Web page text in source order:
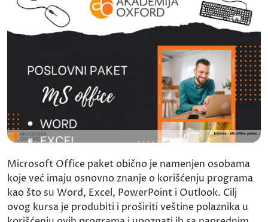
Microsoft Office paket obično je namenjen osobama
koje već imaju osnovno znanje o korišćenju programa
kao što su Word, Excel, PowerPoint i Outlook. Cilj
ovog kursa je produbiti i proširiti veštine polaznika u